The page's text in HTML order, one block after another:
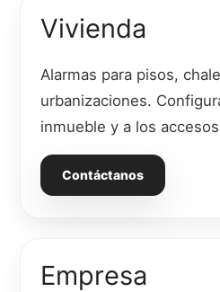
Vivienda
Alarmas para pisos,
urbanizaciones.
inmueble y a los
Contáctanos
Empresa